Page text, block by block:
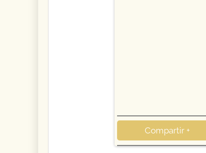
Compartir +